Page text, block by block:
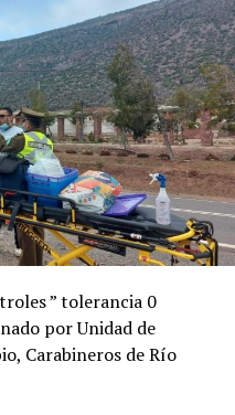
” tolerancia 0
por Unidad de
Carabineros de Río